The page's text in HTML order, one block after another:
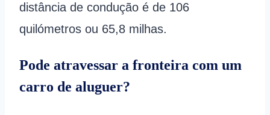
distância de condução é de 106
quilómetros ou 65,8 milhas.
Pode atravessar a fronteira com um
carro de aluguer?